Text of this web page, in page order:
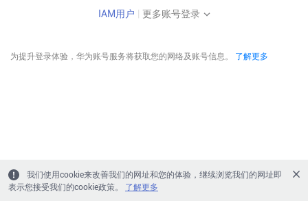
IAM用户 | 更多账号登录
为提升登录体验，华为账号服务将获取您的网络及账号信息。 了解更多
我们使用cookie来改善我们的网址和您的体验，继续浏览我们的网址即
表示您接受我们的cookie政策。
了解更多